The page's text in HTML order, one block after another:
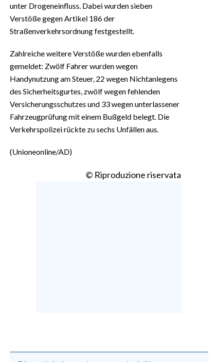
unter Drogeneinfluss. Dabei wurden sieben
Verstöße gegen Artikel 186 der
Straßenverkehrsordnung festgestellt.
Zahlreiche weitere Verstöße wurden ebenfalls
gemeldet: Zwölf Fahrer wurden wegen
Handynutzung am Steuer, 22 wegen Nichtanlegens
des Sicherheitsgurtes, zwölf wegen fehlenden
Versicherungsschutzes und 33 wegen unterlassener
Fahrzeugprüfung mit einem Bußgeld belegt. Die
Verkehrspolizei rückte zu sechs Unfällen aus.
(Unioneonline/AD)
© Riproduzione riservata